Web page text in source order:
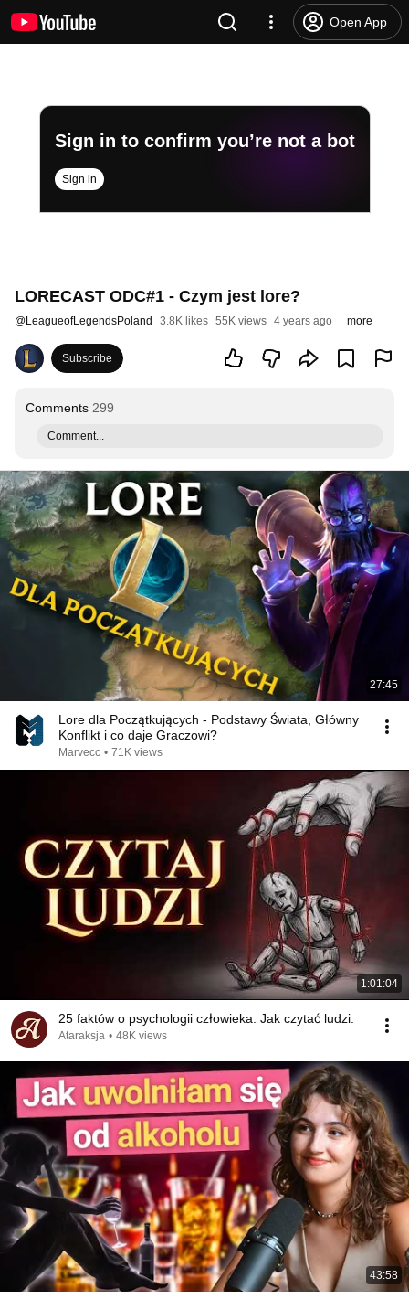
Open App
Sign in to confirm you’re not a bot
Sign in
LORECAST ODC#1 - Czym jest lore?
@LeagueofLegendsPoland 3.8K likes 55K views 4 years ago more
Subscribe
Comments 299
Comment...
27:45
Lore dla Początkujących - Podstawy Świata, Główny
Konflikt i co daje Graczowi?
Marvecc • 71K views
1:01:04
25 faktów o psychologii człowieka. Jak czytać ludzi.
Ataraksja • 48K views
43:58